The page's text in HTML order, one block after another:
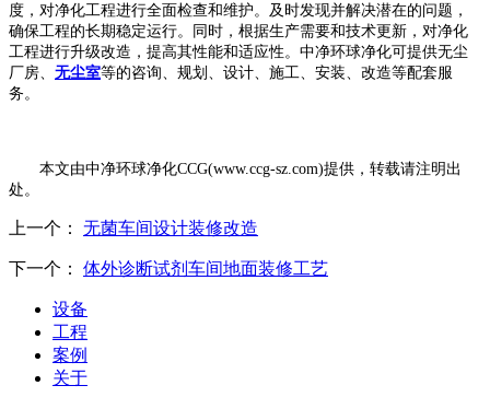
度，对净化工程进行全面检查和维护。及时发现并解决潜在的问题，
确保工程的长期稳定运行。同时，根据生产需要和技术更新，对净化
工程进行升级改造，提高其性能和适应性。 中净环球净化可提供无尘
厂房、 无尘室等的咨询、规划、设计、施工、安装、改造等配套服
务。
本文由中净环球净化CCG(www.ccg-sz.com)提供，转载请注明出
处。
上一个： 无菌车间设计装修改造
下一个： 体外诊断试剂车间地面装修工艺
设备
工程
案例
关于